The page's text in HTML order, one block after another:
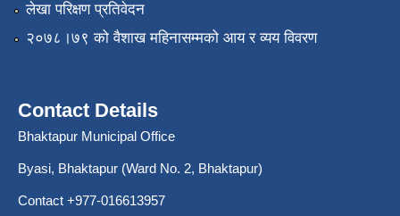
लेखा परिक्षण प्रतिवेदन
२०७८।७९ को वैशाख महिनासम्मको आय र व्यय विवरण
Contact Details
Bhaktapur Municipal Office
Byasi, Bhaktapur (Ward No. 2, Bhaktapur)
Contact +977-016613957